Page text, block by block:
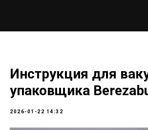
Инструкция для
упаковщика
2026-01-22 14:32